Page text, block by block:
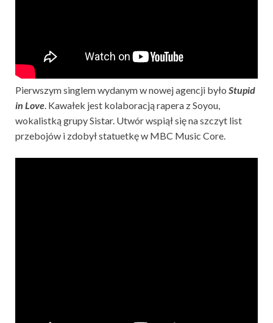
Pierwszym singlem wydanym w nowej agencji było Stupid
in Love. Kawałek jest kolaboracją rapera z Soyou,
wokalistką grupy Sistar. Utwór wspiął się na szczyt list
przebojów i zdobył statuetkę w MBC Music Core.